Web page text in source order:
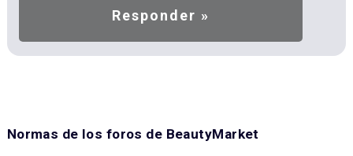
Normas de los foros de BeautyMarket